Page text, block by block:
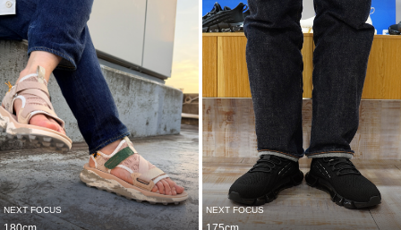
っぽく。 一年中通してスタ
メン間違いなしの一足です。
インに、 超軽量EVAソール
を組み合わせることで見た目
から想像できない軽快な履き
心地を実現しました。 品を
損なわない絶妙なボリューム
感はイタリアブランドらしさ
を感じさせ、 大人っぽくト
レンド感を取り入れることが
できます！
NEXT FOCUS NEXT FOCUS